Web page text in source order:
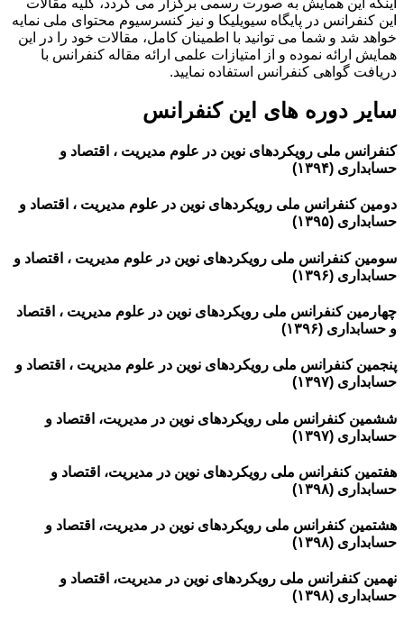
اینکه این همایش به صورت رسمی برگزار می گردد، کلیه مقالات
این کنفرانس در پایگاه سیویلیکا و نیز کنسرسیوم محتوای ملی نمایه
خواهد شد و شما می توانید با اطمینان کامل، مقالات خود را در این
همایش ارائه نموده و از امتیازات علمی ارائه مقاله کنفرانس با
دریافت گواهی کنفرانس استفاده نمایید.
سایر دوره های این کنفرانس
کنفرانس ملی رویکردهای نوین در علوم مدیریت ، اقتصاد و
حسابداری (۱۳۹۴)
دومین کنفرانس ملی رویکردهای نوین در علوم مدیریت ، اقتصاد و
حسابداری (۱۳۹۵)
سومین کنفرانس ملی رویکردهای نوین در علوم مدیریت ، اقتصاد و
حسابداری (۱۳۹۶)
چهارمین کنفرانس ملی رویکردهای نوین در علوم مدیریت ، اقتصاد
و حسابداری (۱۳۹۶)
پنجمین کنفرانس ملی رویکردهای نوین در علوم مدیریت ، اقتصاد و
حسابداری (۱۳۹۷)
ششمین کنفرانس ملی رویکردهای نوین در مدیریت، اقتصاد و
حسابداری (۱۳۹۷)
هفتمین کنفرانس ملی رویکردهای نوین در مدیریت، اقتصاد و
حسابداری (۱۳۹۸)
هشتمین کنفرانس ملی رویکردهای نوین در مدیریت، اقتصاد و
حسابداری (۱۳۹۸)
نهمین کنفرانس ملی رویکردهای نوین در مدیریت، اقتصاد و
حسابداری (۱۳۹۸)